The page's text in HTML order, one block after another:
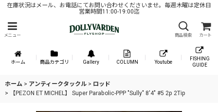
在庫状況はメール、お電話にてお問い合わせくださいませ。毎週木曜は定休日
営業時間11:00-19:00迄
メニュー 商品検索 カート
ホーム 商品カテゴリ Gallery COLUMN Youtube
FISHING
GUIDE
ホーム > アンティークタックル > ロッド
>
【PEZON ET MICHEL】 Super Parabolic-PPP "Sully" 8'4" #5 2p 2Tip